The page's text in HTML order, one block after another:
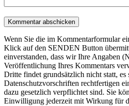
Wenn Sie die im Kommentarformular
Klick auf den SENDEN Button
einverstanden, dass wir Ihre Angaben
Veröffentlichung Ihres Kommentars
Dritte findet grundsätzlich nicht statt, es
Datenschutzvorschriften rechtfertigen
dazu gesetzlich verpflichtet sind. Sie
Einwilligung jederzeit mit Wirkung für